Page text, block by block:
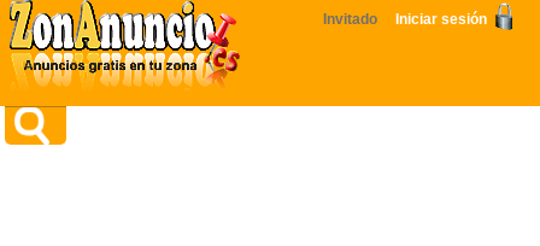
Invitado Iniciar sesión